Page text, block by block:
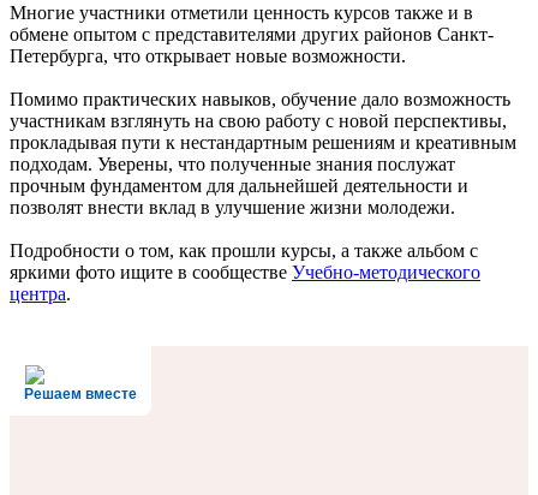
Многие участники отметили ценность курсов также и в
обмене опытом с представителями других районов Санкт-
Петербурга, что открывает новые возможности.
Помимо практических навыков, обучение дало возможность
участникам взглянуть на свою работу с новой перспективы,
прокладывая пути к нестандартным решениям и креативным
подходам. Уверены, что полученные знания послужат
прочным фундаментом для дальнейшей деятельности и
позволят внести вклад в улучшение жизни молодежи.
Подробности о том, как прошли курсы, а также альбом с
яркими фото ищите в сообществе Учебно-методического
центра.
Решаем вместе